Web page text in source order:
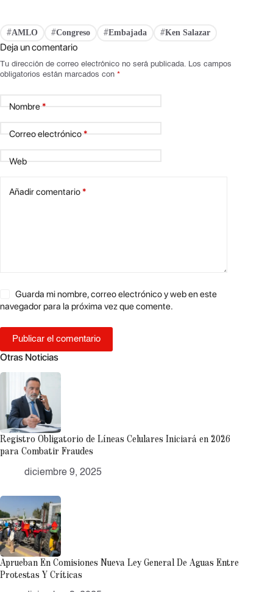
#AMLO #Congreso #Embajada #Ken Salazar
Deja un comentario
Tu dirección de correo electrónico no será publicada. Los campos
obligatorios están marcados con *
Nombre*
Correo electrónico*
Web
Añadir comentario*
Guarda mi nombre, correo electrónico y web en este
navegador para la próxima vez que comente.
Publicar el comentario
Otras Noticias
Registro Obligatorio de Líneas Celulares Iniciará en 2026
para Combatir Fraudes
diciembre 9, 2025
Aprueban En Comisiones Nueva Ley General De Aguas Entre
Protestas Y Críticas